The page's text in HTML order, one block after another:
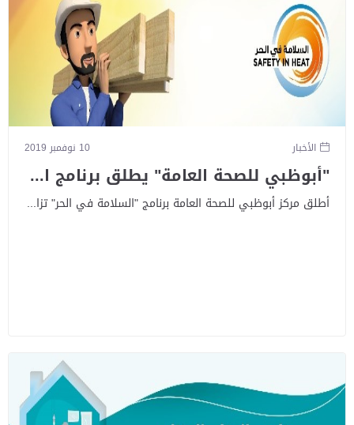
الأخبار 10 نوفمبر 2019
"أبوظبي للصحة العامة" يطلق برنامج ا...
أطلق مركز أبوظبي للصحة العامة برنامج "السلامة في الحر" تزا...